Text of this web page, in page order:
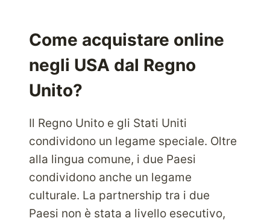
Come acquistare online
negli USA dal Regno
Unito?
Il Regno Unito e gli Stati Uniti
condividono un legame speciale. Oltre
alla lingua comune, i due Paesi
condividono anche un legame
culturale. La partnership tra i due
Paesi non è stata a livello esecutivo,